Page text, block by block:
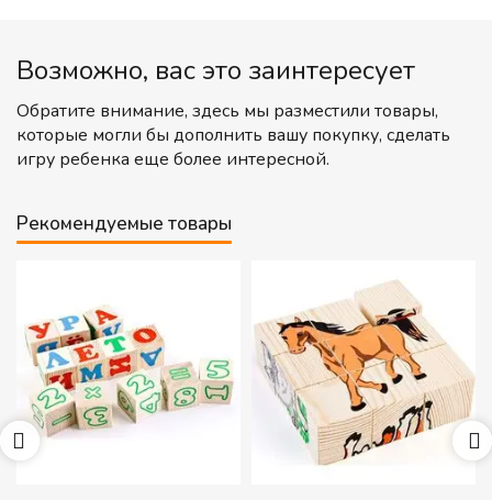
Возможно, вас это заинтересует
Обратите внимание, здесь мы разместили товары,
которые могли бы дополнить вашу покупку, сделать
игру ребенка еще более интересной.
Рекомендуемые товары